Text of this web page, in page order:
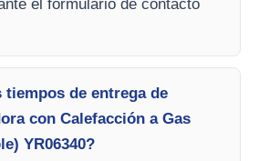
el formulario de contacto
tiempos de entrega de
con Calefacción a Gas
YR06340?